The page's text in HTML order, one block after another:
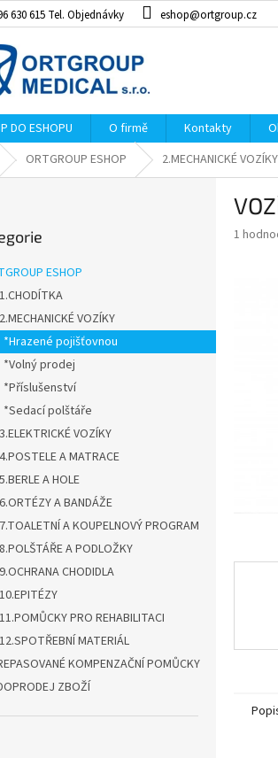
630 615 Tel. Objednávky eshop@ortgroup.cz
DO ESHOPU O firmě Kontakty
ORTGROUP ESHOP 2.MECHANICKÉ VOZÍKY
ESHOP
1.CHODÍTKA
2.MECHANICKÉ VOZÍKY
*Hrazené pojišťovnou
*Volný prodej
*Příslušenství
*Sedací polštáře
3.ELEKTRICKÉ VOZÍKY
4.POSTELE A MATRACE
5.BERLE A HOLE
6.ORTÉZY A BANDÁŽE
7.TOALETNÍ A KOUPELNOVÝ PROGRAM
8.POLŠTÁŘE A PODLOŽKY
9.OCHRANA CHODIDLA
10.EPITÉZY
11.POMŮCKY PRO REHABILITACI
12.SPOTŘEBNÍ MATERIÁL
KOMPENZAČNÍ POMŮCKY
ZBOŽÍ
1